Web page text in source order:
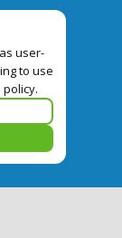
user-
to use